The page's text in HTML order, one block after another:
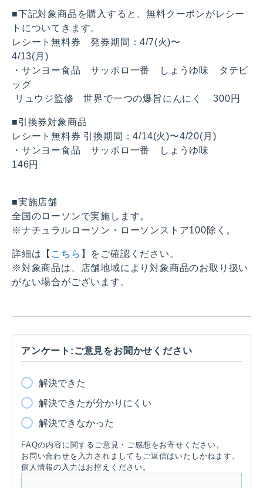
■下記対象商品を購入すると、無料クーポンがレシー
トについてきます。
レシート無料券 発券期間：4/7(火)〜
4/13(月)
・サンヨー食品 サッポロ一番 しょうゆ味 タテビ
ッグ
リュウジ監修 世界で一つの爆旨にんにく 300円
■引換券対象商品
レシート無料券 引換期間：4/14(火)〜4/20(月)
・サンヨー食品 サッポロ一番 しょうゆ味
146円
■実施店舗
全国のローソンで実施します。
※ナチュラルローソン・ローソンストア100除く。
詳細は【 こちら 】をご確認ください。
※対象商品は、店舗地域により対象商品のお取り扱い
がない場合がございます。
アンケート:ご意見をお聞かせください
解決できた
解決できたが分かりにくい
解決できなかった
FAQの内容に関するご意見・ご感想をお寄せください。
お問い合わせを入力されましてもご返信はいたしかねます。
個人情報の入力はお控えください。